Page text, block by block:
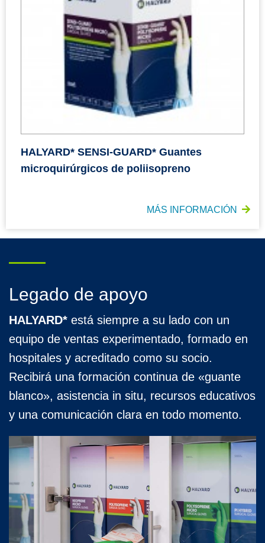
HALYARD* SENSI-GUARD* Guantes
microquirúrgicos de poliisopreno
MÁS INFORMACIÓN
Legado de apoyo
HALYARD* está siempre a su lado con un
equipo de ventas experimentado, formado en
hospitales y acreditado como su socio.
Recibirá una formación continua de «guante
blanco», asistencia in situ, recursos educativos
y una comunicación clara en todo momento.